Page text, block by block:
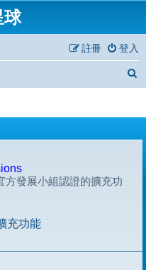
球
登入
註冊
方發展小組認證的擴充功
充功能